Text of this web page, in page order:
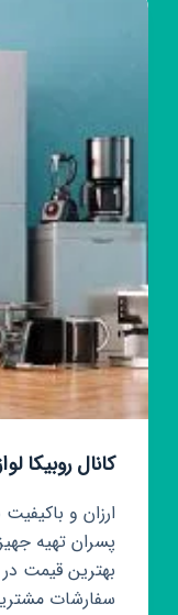
کانال روبیکا
ارزان و
پسران تهیه
بهترین قیمت
سفارشات